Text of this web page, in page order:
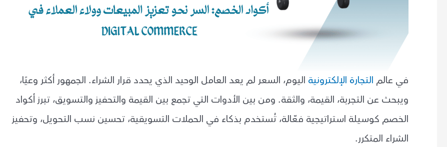
في عالم التجارة الإلكترونية اليوم، السعر لم يعد العامل الوحيد الذي يحدد قرار الشراء. الجمهور أكثر وعيًا،
ويبحث عن التجربة، القيمة، والثقة. ومن بين الأدوات التي تجمع بين القيمة والتحفيز والتسويق، تبرز أكواد
الخصم كوسيلة استراتيجية فعّالة، تُستخدم بذكاء في الحملات التسويقية، تحسين نسب التحويل، وتحفيز
الشراء المتكرر.